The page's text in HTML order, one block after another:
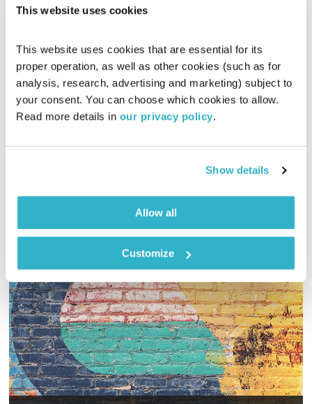
This website uses cookies
This website uses cookies that are essential for its
proper operation, as well as other cookies (such as for
analysis, research, advertising and marketing) subject to
your consent. You can choose which cookies to allow.
Read more details in our privacy policy.
Show details
Allow all
Customize
כל יום מחדש – 10.8.23
כל יום מחדש
אמיר פרי
10.08.23
00:59:21
שעה של מוזיקה מעולה לבוקר. כל בוקר – בעריכת ובהגשת אמיר
אודיו